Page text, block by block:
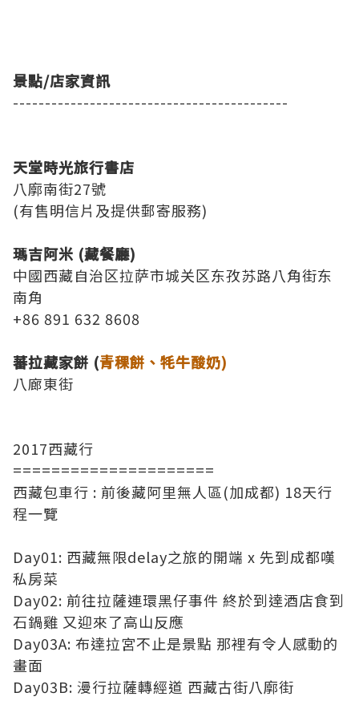
景點/店家資訊
-------------------------------------------
天堂時光旅行書店
八廓南街27號
(有售明信片及提供郵寄服務)
瑪吉阿米 (藏餐廳)
中國西藏自治区拉萨市城关区东孜苏路八角街东
南角
+86 891 632 8608
蕃拉藏家餅 (青稞餅、牦牛酸奶)
八廊東街
2017西藏行
=====================
西藏包車行 : 前後藏阿里無人區(加成都) 18天行
程一覽
Day01: 西藏無限delay之旅的開端 x 先到成都嘆
私房菜
Day02: 前往拉薩連環黑仔事件 終於到達酒店食到
石鍋雞 又迎來了高山反應
Day03A: 布達拉宮不止是景點 那裡有令人感動的
畫面
Day03B: 漫行拉薩轉經道 西藏古街八廓街